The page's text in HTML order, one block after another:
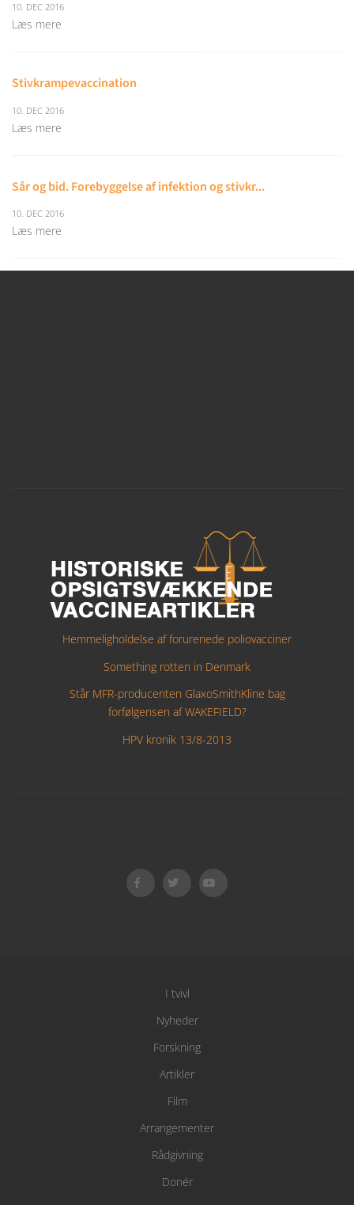
10. DEC 2016
Læs mere
Stivkrampevaccination
10. DEC 2016
Læs mere
Sår og bid. Forebyggelse af infektion og stivkr...
10. DEC 2016
Læs mere
Hemmeligholdelse af forurenede poliovacciner
Something rotten in Denmark
Står MFR-producenten GlaxoSmithKline bag
forfølgensen af WAKEFIELD?
HPV kronik 13/8-2013
I tvivl
Nyheder
Forskning
Artikler
Film
Arrangementer
Rådgivning
Donér